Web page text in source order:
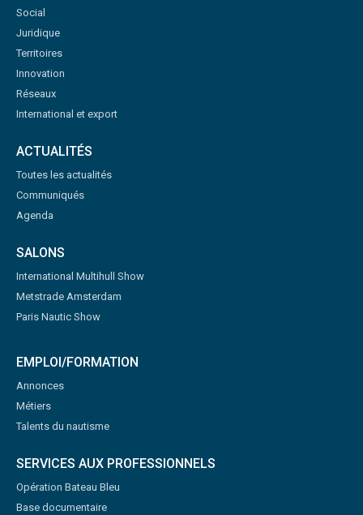
Social
Juridique
Territoires
Innovation
Réseaux
International et export
ACTUALITÉS
Toutes les actualités
Communiqués
Agenda
SALONS
International Multihull Show
Metstrade Amsterdam
Paris Nautic Show
EMPLOI/FORMATION
Annonces
Métiers
Talents du nautisme
SERVICES AUX PROFESSIONNELS
Opération Bateau Bleu
Base documentaire